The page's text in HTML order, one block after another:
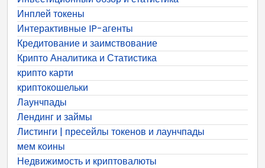
Инплей токены
Интерактивные IP-агенты
Кредитование и заимствование
Крипто Аналитика и Статистика
крипто карти
криптокошельки
Лаунчпады
Лендинг и займы
Листинги | пресейлы токенов и лаунчпады
мем коины
Недвижимость и криптовалюты